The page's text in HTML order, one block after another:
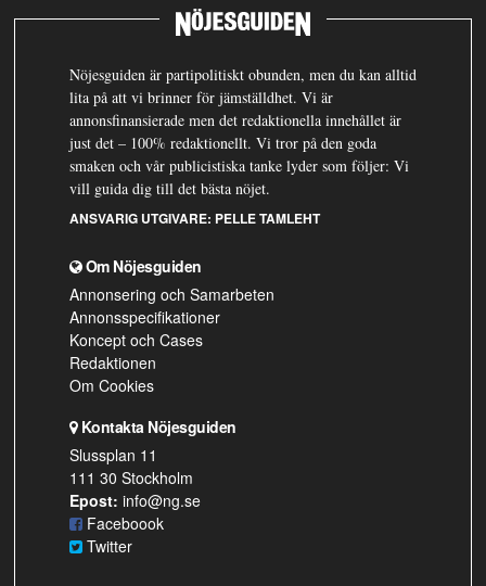
Nöjesguiden är partipolitiskt obunden, men du kan alltid
lita på att vi brinner för jämställdhet. Vi är
annonsfinansierade men det redaktionella innehållet är
just det – 100% redaktionellt. Vi tror på den goda
smaken och vår publicistiska tanke lyder som följer: Vi
vill guida dig till det bästa nöjet.
ANSVARIG UTGIVARE: PELLE TAMLEHT
Om Nöjesguiden
Annonsering och Samarbeten
Annonsspecifikationer
Koncept och Cases
Redaktionen
Om Cookies
Kontakta Nöjesguiden
Slussplan 11
111 30 Stockholm
Epost: info@ng.se
Faceboook
Twitter